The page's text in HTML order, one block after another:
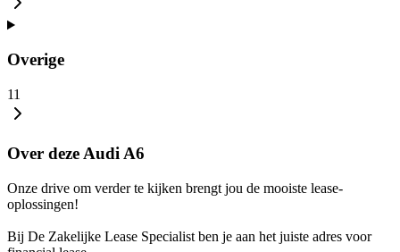
Overige
11
Over deze Audi A6
Onze drive om verder te kijken brengt jou de mooiste lease-
oplossingen!
Bij De Zakelijke Lease Specialist ben je aan het juiste adres voor